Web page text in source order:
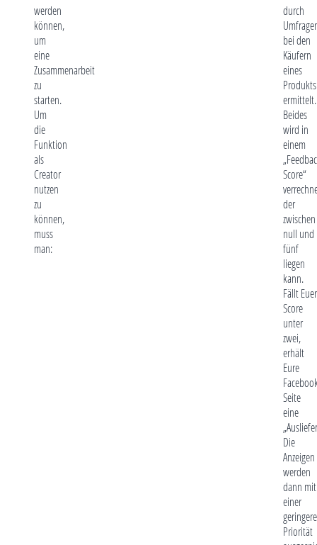
werden
können,
um
eine
Zusammenarbeit
zu
starten.
Um
die
Funktion
als
Creator
nutzen
zu
können,
muss
man:
durch
bei den
Käufern
eines
Produkts
ermittelt.
Beides
wird in
einem
Score“
der
zwischen
null und
fünf
liegen
kann.
Fällt Euer
Score
unter
zwei,
erhält
Eure
Seite
eine
Die
Anzeigen
werden
dann mit
einer
Priorität